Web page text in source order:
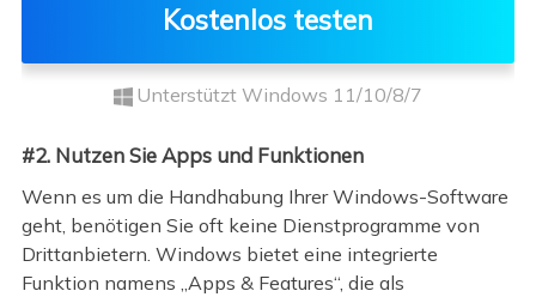
Kostenlos testen
Unterstützt Windows 11/10/8/7
#2. Nutzen Sie Apps und Funktionen
Wenn es um die Handhabung Ihrer Windows-Software
geht, benötigen Sie oft keine Dienstprogramme von
Drittanbietern. Windows bietet eine integrierte
Funktion namens „Apps & Features“, die als